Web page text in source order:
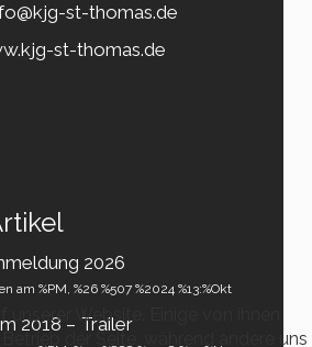
st-thomas.de
st-thomas.de
2026
am %PM, %26 %507 %2024 %13:%Okt
2018 – Trailer
Website. Einige von ihnen
der Seite, während andere uns